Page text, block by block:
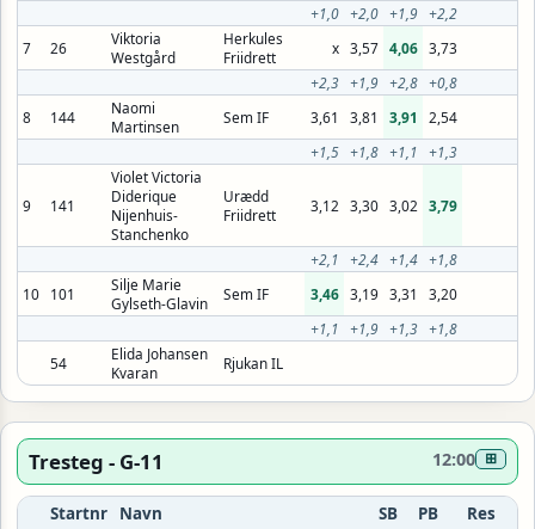
+1,0 +2,0 +1,9 +2,2
7
26
Viktoria
Westgård
Herkules
Friidrett
x 3,57 4,06 3,73
+2,3
+1,9 +2,8 +0,8
8
144
Naomi
Martinsen
Sem IF 3,61 3,81 3,91
2,54
+1,5 +1,8 +1,1 +1,3
9 141
Violet Victoria
Diderique
Nijenhuis-
Stanchenko
Urædd
Friidrett
3,12 3,30 3,02 3,79
+2,1 +2,4 +1,4 +1,8
10
101
Silje Marie
Gylseth-Glavin
Sem IF 3,46 3,19 3,31
3,20
+1,1
+1,9 +1,3
+1,8
54
Elida Johansen
Kvaran
Rjukan IL
Tresteg - G-11 12:00 ⊞
Startnr Navn SB PB Res